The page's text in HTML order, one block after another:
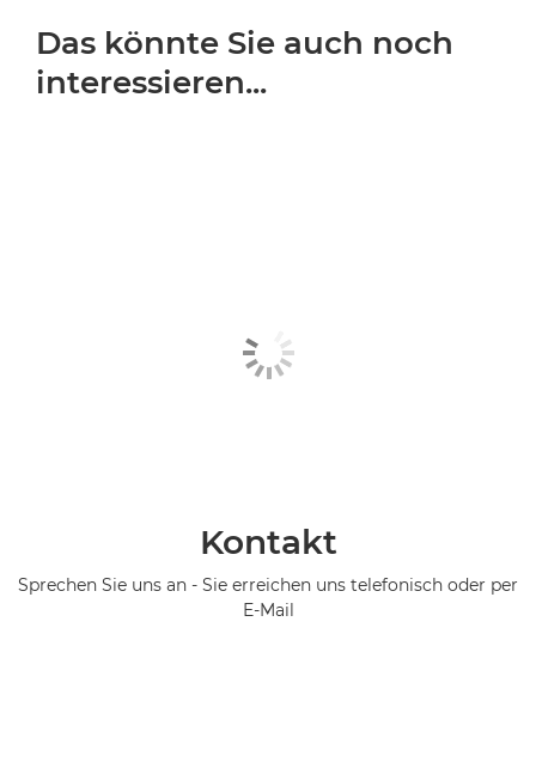
Das könnte Sie auch noch
interessieren...
Kontakt
Sprechen Sie uns an - Sie erreichen uns telefonisch oder per
E-Mail